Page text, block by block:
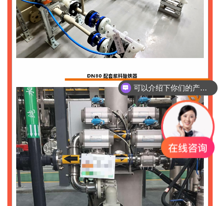
可以介绍下你们的产品么？